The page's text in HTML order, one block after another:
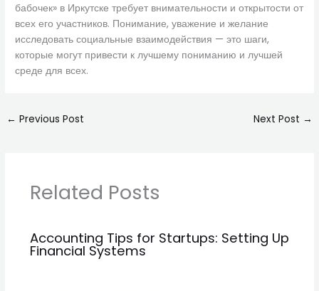
бабочек» в Иркутске требует внимательности и открытости от
всех его участников. Понимание, уважение и желание
исследовать социальные взаимодействия — это шаги,
которые могут привести к лучшему пониманию и лучшей
среде для всех.
← Previous Post Next Post →
Related Posts
Accounting Tips for Startups: Setting Up
Financial Systems